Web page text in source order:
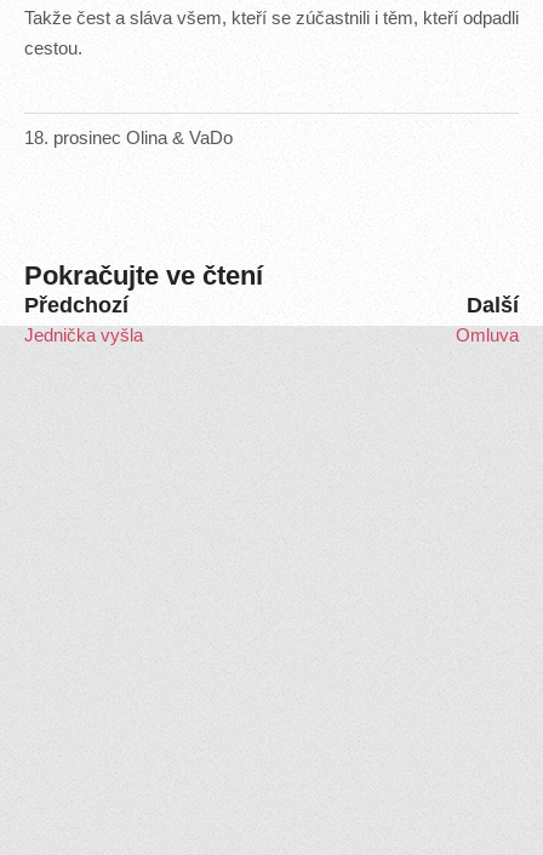
18. prosinec Olina & VaDo
Takže čest a sláva všem, kteří se zúčastnili i těm, kteří odpadli
cestou.
Pokračujte ve čtení
Další
Omluva
Předchozí
Jednička vyšla